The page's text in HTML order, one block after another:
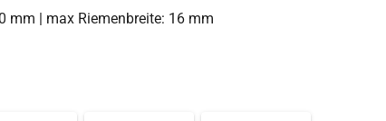
mm | max Riemenbreite: 16 mm